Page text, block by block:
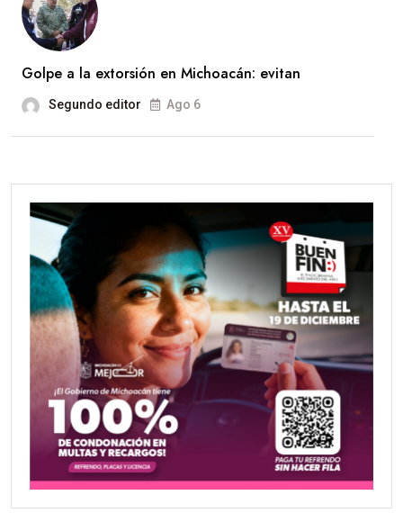
Golpe a la extorsión en Michoacán: evitan
Segundo editor Ago 6